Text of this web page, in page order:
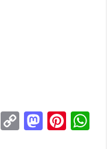
E
C
M Pi